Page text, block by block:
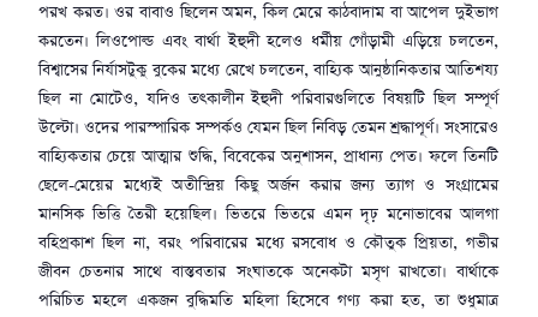
পরখ করত। ওর বাবাও ছিলেন অমন, কিল মেরে কাঠবাদাম বা আপেল দুইভাগ
করতেন। লিওপোল্ড এবং বার্থা ইহুদী হলেও ধর্মীয় গোঁড়ামী এড়িয়ে চলতেন,
বিশ্বাসের নির্যাসটুকু বুকের মধ্যে রেখে চলতেন, বাহ্যিক আনুষ্ঠানিকতার আতিশয্য
ছিল না মোটেও, যদিও তৎকালীন ইহুদী পরিবারগুলিতে বিষয়টি ছিল সম্পূর্ণ
উল্টো। ওদের পারস্পারিক সম্পর্কও যেমন ছিল নিবিড় তেমন শ্রদ্ধাপূর্ণ। সংসারেও
বাহ্যিকতার চেয়ে আত্মার শুদ্ধি, বিবেকের অনুশাসন, প্রাধান্য পেত। ফলে তিনটি
ছেলে-মেয়ের মধ্যেই অতীন্দ্রিয় কিছু অর্জন করার জন্য ত্যাগ ও সংগ্রামের
মানসিক ভিত্তি তৈরী হয়েছিল। ভিতরে ভিতরে এমন দৃঢ় মনোভাবের আলগা
বহিপ্রকাশ ছিল না, বরং পরিবারের মধ্যে রসবোধ ও কৌতুক প্রিয়তা, গভীর
জীবন চেতনার সাথে বাস্তবতার সংঘাতকে অনেকটা মসৃণ রাখতো। বার্থাকে
পরিচিত মহলে একজন বুদ্ধিমতি মহিলা হিসেবে গণ্য করা হত, তা শুধুমাত্র